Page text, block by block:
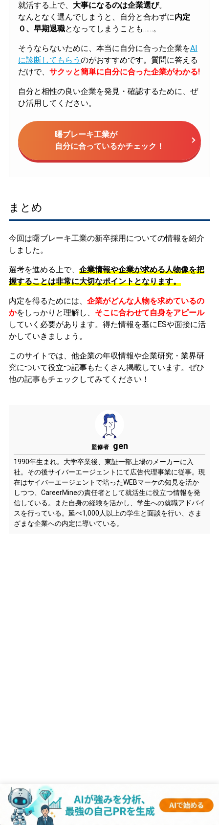
就活する上で、 大事になるのは企業選び。
なんとなく選んでしまうと、自分と合わずに内定
０、早期退職となってしまうことも……。
そうならないために、本当に自分に合った企業をAI
に診断してもらう のがおすすめです。質問に答える
だけで、 サクッと簡単に自分に合った企業がわかる!
自分と相性の良い企業を発見・確認するために、ぜ
ひ活用してください。
曙ブレーキ工業が
自分に合っているかチェック！
まとめ
今回は曙ブレーキ工業の新卒採用についての情報を紹介
しました。
選考を進める上で、 企業情報や企業が求める人物像を把
握することは非常に大切なポイントとなります。
内定を得るためには、 企業がどんな人物を求めているの
かをしっかりと理解し、 そこに合わせて自身をアピール
していく必要があります。 得た情報を基にESや面接に活
かしていきましょう。
このサイトでは、他企業の年収情報や企業研究・業界研
究について役立つ記事もたくさん掲載しています。ぜひ
他の記事もチェックしてみてください！
監修者 gen
1990年生まれ。大学卒業後、東証一部上場のメーカーに入
社。その後サイバーエージェントにて広告代理事業に従事。現
在はサイバーエージェントで培ったWEBマーケの知見を活か
しつつ、CareerMineの責任者として就活生に役立つ情報を発
信している。また自身の経験を活かし、学生への就職アドバイ
スを行っている。延べ1,000人以上の学生と面談を行い、さま
ざまな企業への内定に導いている。